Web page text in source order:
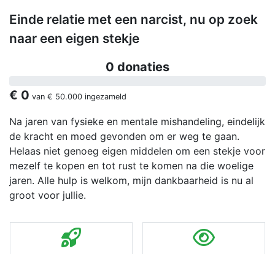
Einde relatie met een narcist, nu op zoek
naar een eigen stekje
0 donaties
€ 0 van € 50.000 ingezameld
Na jaren van fysieke en mentale mishandeling, eindelijk
de kracht en moed gevonden om er weg te gaan.
Helaas niet genoeg eigen middelen om een stekje voor
mezelf te kopen en tot rust te komen na die woelige
jaren. Alle hulp is welkom, mijn dankbaarheid is nu al
groot voor jullie.